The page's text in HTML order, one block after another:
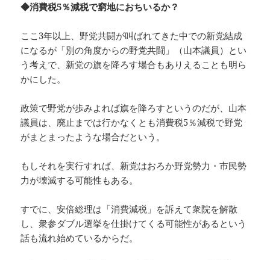
◆消費税5％減税で窮地におちいるか？
ここ3年以上、野党共闘が叫ばれてきた中での新党結成
になるが「別の角度からの野党共闘」（山本議員）とい
う考えで、新党の旗を降ろす場合もありえることも明ら
かにした。
政策で野党が歩みよれば旗を降ろすというのだが、山本
議員は、廃止までは行かなくとも消費税5％減税で野党
がまとまったような場合だという。
もしそれを実行すれば、新党はおろか野党勢力・市民勢
力が壊滅する可能性もある。
すでに、安倍総理は「消費減税」を訴えて衆院を解散
し、衆参ダブル選挙を仕掛けてくる可能性があるという
話も流れ始めているからだ。